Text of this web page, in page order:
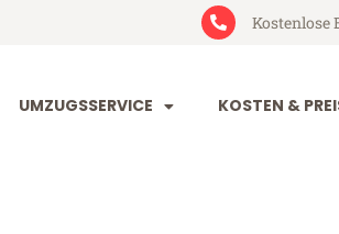
Kostenlose
UMZUGSSERVICE KOSTEN &